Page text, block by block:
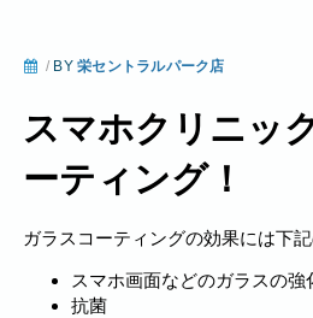
/ BY栄セントラルパーク店
スマホクリニッ
ーティング！
ガラスコーティングの効果には下
スマホ画面などのガラスの強
抗菌